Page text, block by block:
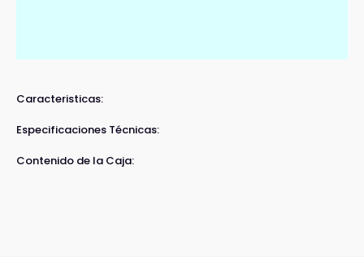
Caracteristicas:
Especificaciones Técnicas:
Contenido de la Caja: